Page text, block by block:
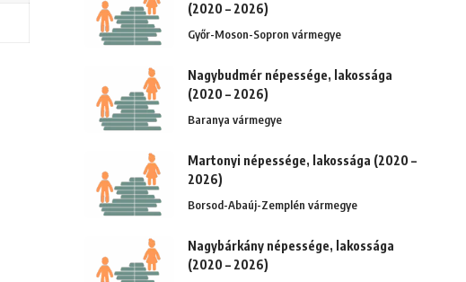
(2020 – 2026)
Győr-Moson-Sopron vármegye
Nagybudmér népessége, lakossága
(2020 – 2026)
Baranya vármegye
Martonyi népessége, lakossága (2020 –
2026)
Borsod-Abaúj-Zemplén vármegye
Nagybárkány népessége, lakossága
(2020 – 2026)